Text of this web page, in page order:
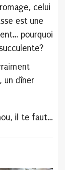
celui
est une
pourquoi
un dîner
il te faut…